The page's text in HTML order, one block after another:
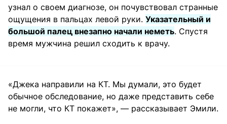
узнал о своем диагнозе, он почувствовал странные
ощущения в пальцах левой руки. Указательный и
большой палец внезапно начали неметь. Спустя
время мужчина решил сходить к врачу.
«Джека направили на КТ. Мы думали, это будет
обычное обследование, но даже представить себе
не могли, что КТ покажет», — рассказывает Эмили.